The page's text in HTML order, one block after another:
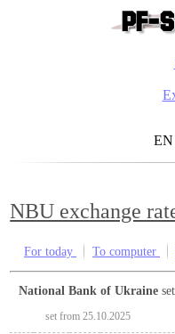
EN
NBU exchange
For today To computer
National Bank of Ukraine
set from 25.10.2025